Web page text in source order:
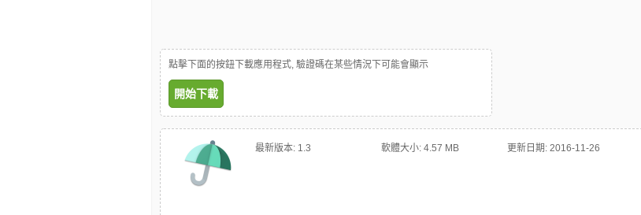
點擊下面的按鈕下載應用程式, 驗證碼在某些情況下可能會顯示
開始下載
最新版本: 1.3 軟體大小: 4.57 MB 更新日期: 2016-11-26